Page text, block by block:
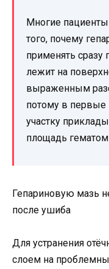
Многие пациенты
того, почему
применять сразу
лежит на
выраженным
потому в
участку
площадь
Гепариновую мазь
после ушиба
Для устранения
слоем на